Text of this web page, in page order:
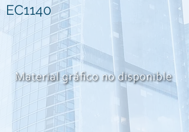
EC1140